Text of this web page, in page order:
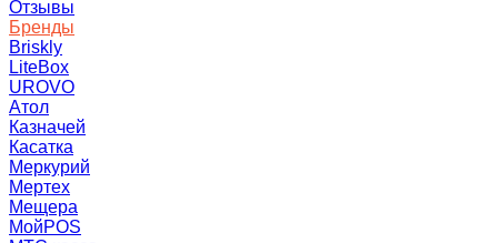
Отзывы
Бренды
Briskly
LiteBox
UROVO
Атол
Казначей
Касатка
Меркурий
Мертех
Мещера
МойPOS